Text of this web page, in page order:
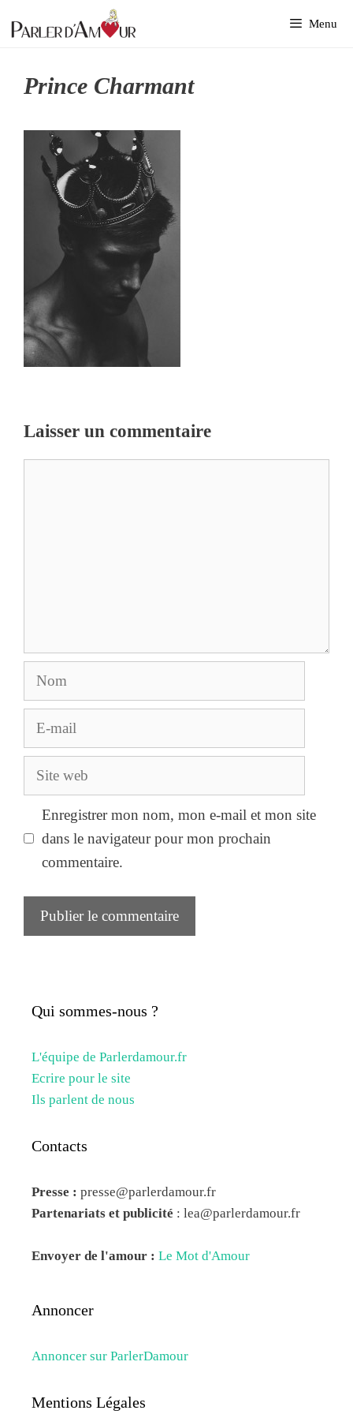
au
Menu
Prince Charmant
Laisser un commentaire
Nom
E-
Site
Enregistrer mon nom, mon e-mail et mon site
dans le navigateur pour mon prochain
commentaire.
Qui sommes-nous ?
L'équipe de Parlerdamour.fr
Ecrire pour le site
Ils parlent de nous
Contacts
Presse : presse@parlerdamour.fr
Partenariats et publicité : lea@parlerdamour.fr
Envoyer de l'amour : Le Mot d'Amour
Annoncer
Annoncer sur ParlerDamour
Mentions Légales